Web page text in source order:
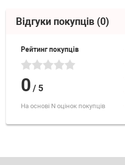
Відгуки покупців (0)
Рейтинг покупців
0 / 5
На основі N оцінок покупців